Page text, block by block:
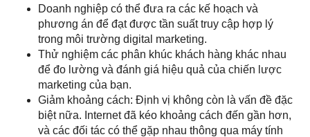
Doanh nghiệp có thể đưa ra các kế hoạch và
phương án để đạt được tần suất truy cập hợp lý
trong môi trường digital marketing.
Thử nghiệm các phân khúc khách hàng khác nhau
để đo lường và đánh giá hiệu quả của chiến lược
marketing của bạn.
Giảm khoảng cách: Định vị không còn là vấn đề đặc
biệt nữa. Internet đã kéo khoảng cách đến gần hơn,
và các đối tác có thể gặp nhau thông qua máy tính